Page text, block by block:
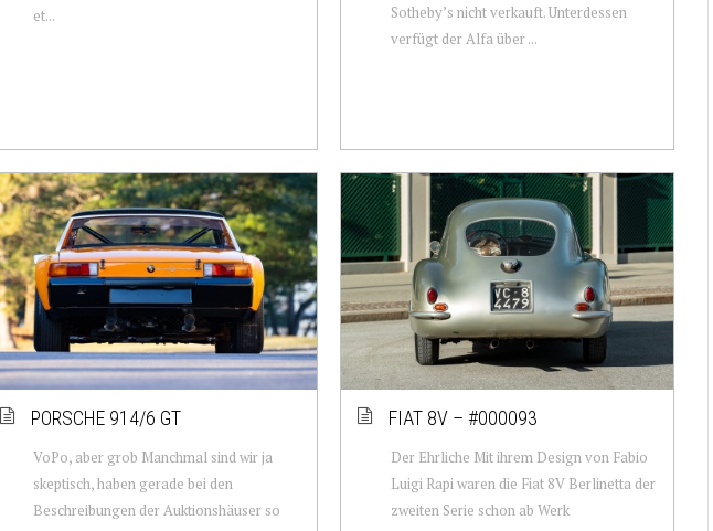
et...
Sotheby’s nicht verkauft. Unterdessen
verfügt der Alfa über ...
PORSCHE 914/6 GT
VoPo, aber grob Manchmal sind wir ja
skeptisch, haben gerade bei den
Beschreibungen der Auktionshäuser so
FIAT 8V – #000093
Der Ehrliche Mit ihrem Design von Fabio
Luigi Rapi waren die Fiat 8V Berlinetta der
zweiten Serie schon ab Werk